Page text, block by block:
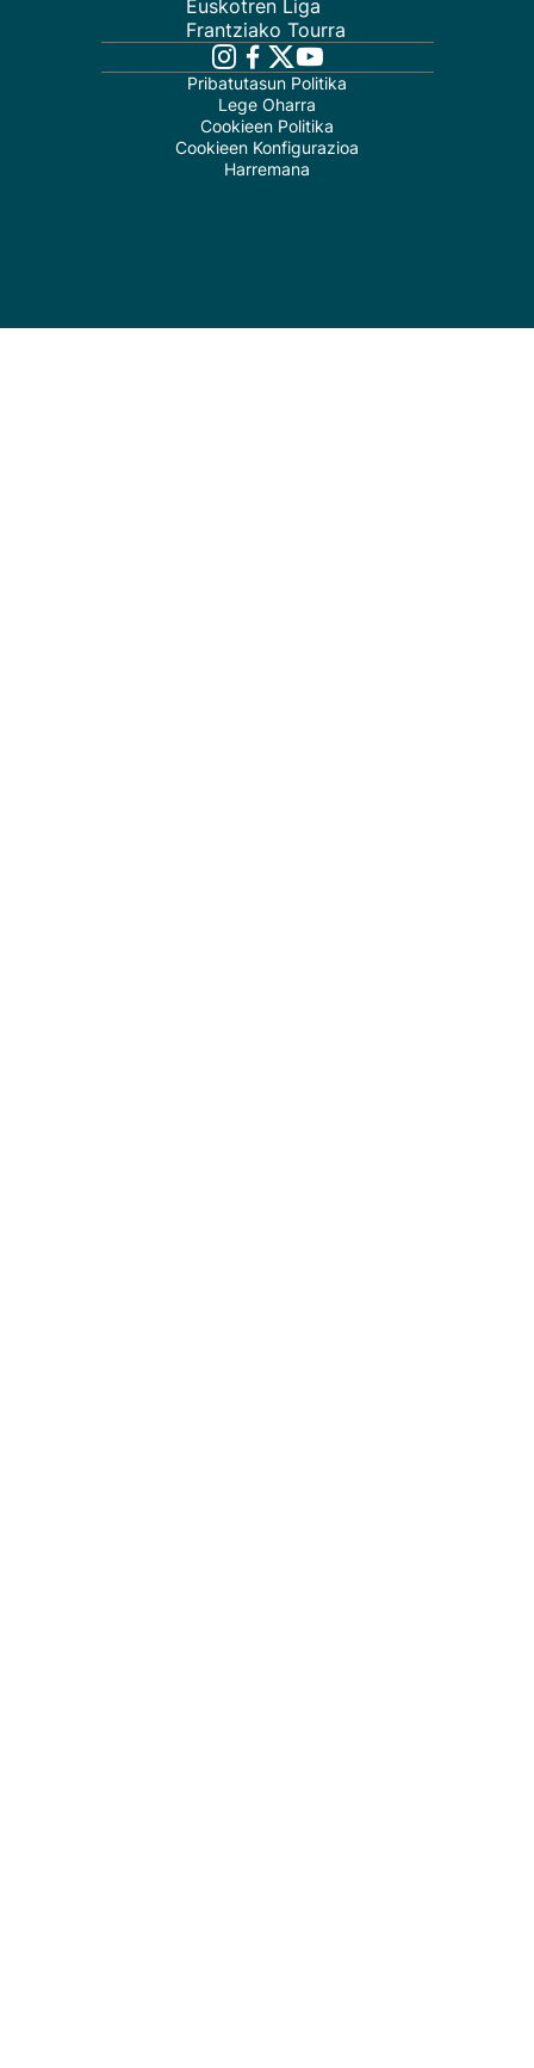
Euskotren Liga
Frantziako Tourra
Pribatutasun Politika
Lege Oharra
Cookieen Politika
Cookieen Konfigurazioa
Harremana